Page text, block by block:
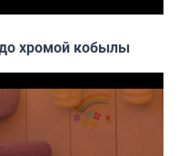
хромой кобылы